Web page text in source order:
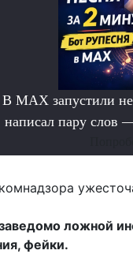
В MAX запустили
написал пару слов
ложной
фейки.